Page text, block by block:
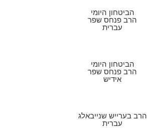
הביטחון היומי
הרב פנחס שפר
עברית
הביטחון היומי
הרב פנחס שפר
אידיש
הרב בערייש שנייבאלג
עברית